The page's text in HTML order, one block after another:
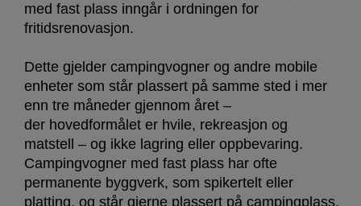
med fast plass inngår i ordningen for
fritidsrenovasjon.
Dette gjelder campingvogner og andre mobile
enheter som står plassert på samme sted i mer
enn tre måneder gjennom året –
der hovedformålet er hvile, rekreasjon og
matstell – og ikke lagring eller oppbevaring.
Campingvogner med fast plass har ofte
permanente byggverk, som spikertelt eller
platting, og står gjerne plassert på campingplass.